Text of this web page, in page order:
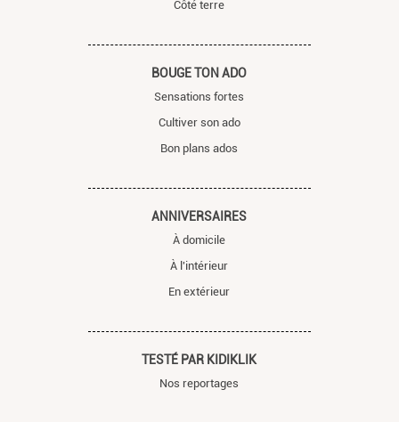
Côté terre
BOUGE TON ADO
Sensations fortes
Cultiver son ado
Bon plans ados
ANNIVERSAIRES
À domicile
À l'intérieur
En extérieur
TESTÉ PAR KIDIKLIK
Nos reportages